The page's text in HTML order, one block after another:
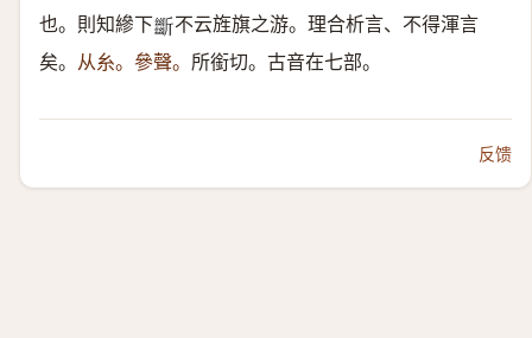
也。則知縿下𣃔 不云旌旗之游。理合析言、不得渾言
矣。 从糸。參聲。 所銜切。古音在七部。
反馈